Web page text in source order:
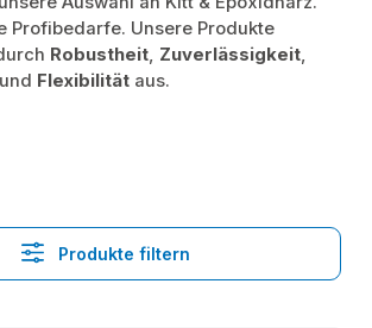
Profibedarfe. Unsere Produkte
Robustheit, Zuverlässigkeit,
und Flexibilität aus.
Produkte filtern